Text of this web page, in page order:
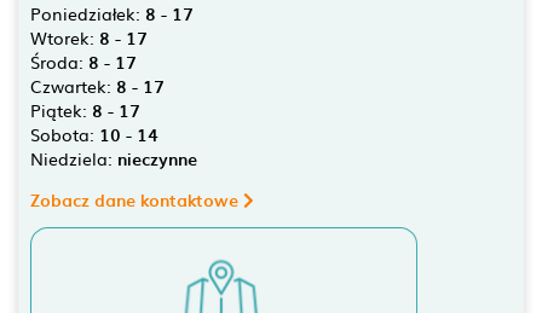
Poniedziałek: 8 - 17
Wtorek: 8 - 17
Środa: 8 - 17
Czwartek: 8 - 17
Piątek: 8 - 17
Sobota: 10 - 14
Niedziela: nieczynne
Zobacz dane kontaktowe